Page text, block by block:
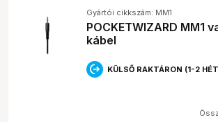
Gyártói cikkszám: MM1
POCKETWIZARD MM1
kábel
KÜLSŐ RAKTÁRON (1-2